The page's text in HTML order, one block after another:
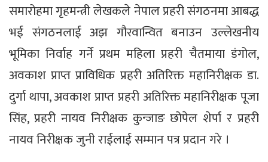
समारोहमा गृहमन्त्री लेखकले नेपाल प्रहरी संगठनमा आबद्ध
भई संगठनलाई अझ गौरवान्वित बनाउन उल्लेखनीय
भूमिका निर्वाह गर्ने प्रथम महिला प्रहरी चैतमाया डंगोल,
अवकाश प्राप्त प्राविधिक प्रहरी अतिरिक्त महानिरीक्षक डा.
दुर्गा थापा, अवकाश प्राप्त प्रहरी अतिरिक्त महानिरीक्षक पूजा
सिंह, प्रहरी नायव निरीक्षक कुन्जाङ छोपेल शेर्पा र प्रहरी
नायव निरीक्षक जुनी राईलाई सम्मान पत्र प्रदान गरे ।